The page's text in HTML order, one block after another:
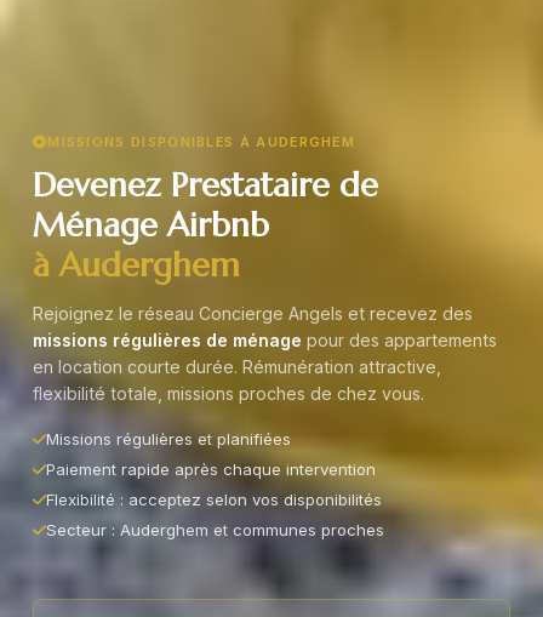
MISSIONS DISPONIBLES À AUDERGHEM
Devenez Prestataire de
Ménage Airbnb
à Auderghem
Rejoignez le réseau Concierge Angels et recevez des
missions régulières de ménage pour des appartements
en location courte durée. Rémunération attractive,
flexibilité totale, missions proches de chez vous.
Missions régulières et planifiées
Paiement rapide après chaque intervention
Flexibilité : acceptez selon vos disponibilités
Secteur : Auderghem et communes proches